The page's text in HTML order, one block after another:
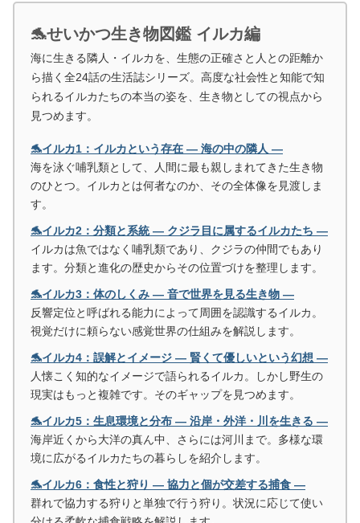
🐬せいかつ生き物図鑑 イルカ編
海に生きる隣人・イルカを、生態の正確さと人との距離か
ら描く全24話の生活誌シリーズ。高度な社会性と知能で知
られるイルカたちの本当の姿を、生き物としての視点から
見つめます。
🐬イルカ1：イルカという存在 ― 海の中の隣人 ―
海を泳ぐ哺乳類として、人間に最も親しまれてきた生き物
のひとつ。イルカとは何者なのか、その全体像を見渡しま
す。
🐬イルカ2：分類と系統 ― クジラ目に属するイルカたち ―
イルカは魚ではなく哺乳類であり、クジラの仲間でもあり
ます。分類と進化の歴史からその位置づけを整理します。
🐬イルカ3：体のしくみ ― 音で世界を見る生き物 ―
反響定位と呼ばれる能力によって周囲を認識するイルカ。
視覚だけに頼らない感覚世界の仕組みを解説します。
🐬イルカ4：誤解とイメージ ― 賢くて優しいという幻想 ―
人懐こく知的なイメージで語られるイルカ。しかし野生の
現実はもっと複雑です。そのギャップを見つめます。
🐬イルカ5：生息環境と分布 ― 沿岸・外洋・川を生きる ―
海岸近くから大洋の真ん中、さらには河川まで。多様な環
境に広がるイルカたちの暮らしを紹介します。
🐬イルカ6：食性と狩り ― 協力と個が交差する捕食 ―
群れで協力する狩りと単独で行う狩り。状況に応じて使い